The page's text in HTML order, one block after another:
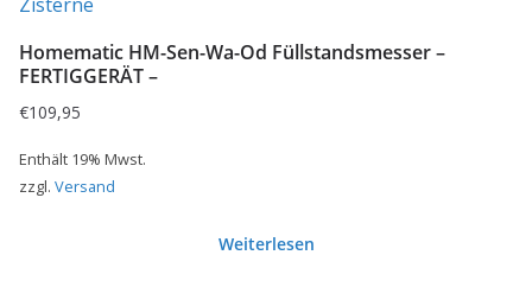
Homematic HM-Sen-Wa-Od Füllstandsmesser –
FERTIGGERÄT –
€109,95
Enthält 19% Mwst.
zzgl. Versand
Weiterlesen